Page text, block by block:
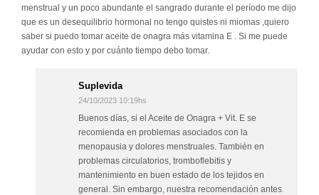
menstrual y un poco abundante el sangrado durante el período me dijo
que es un desequilibrio hormonal no tengo quistes ni miomas ,quiero
saber si puedo tomar aceite de onagra más vitamina E . Si me puede
ayudar con esto y por cuánto tiempo debo tomar.
Suplevida
24/10/2023 10:19hs
Buenos días, si el Aceite de Onagra + Vit. E se
recomienda en problemas asociados con la
menopausia y dolores menstruales. También en
problemas circulatorios, tromboflebitis y
mantenimiento en buen estado de los tejidos en
general. Sin embargo, nuestra recomendación antes